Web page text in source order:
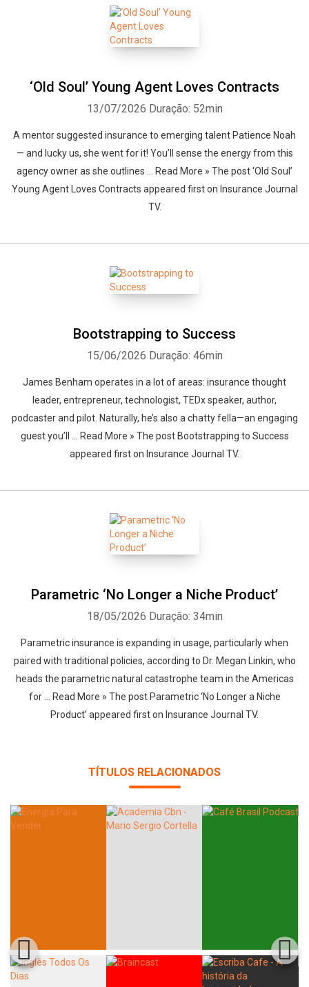
‘Old Soul’ Young Agent Loves Contracts
13/07/2026 Duração: 52min
A mentor suggested insurance to emerging talent Patience Noah
— and lucky us, she went for it! You’ll sense the energy from this
agency owner as she outlines … Read More » The post ‘Old Soul’
Young Agent Loves Contracts appeared first on Insurance Journal
TV.
Bootstrapping to Success
15/06/2026 Duração: 46min
James Benham operates in a lot of areas: insurance thought
leader, entrepreneur, technologist, TEDx speaker, author,
podcaster and pilot. Naturally, he’s also a chatty fella—an engaging
guest you’ll … Read More » The post Bootstrapping to Success
appeared first on Insurance Journal TV.
Parametric ‘No Longer a Niche Product’
18/05/2026 Duração: 34min
Parametric insurance is expanding in usage, particularly when
paired with traditional policies, according to Dr. Megan Linkin, who
heads the parametric natural catastrophe team in the Americas
for … Read More » The post Parametric ‘No Longer a Niche
Product’ appeared first on Insurance Journal TV.
TÍTULOS RELACIONADOS